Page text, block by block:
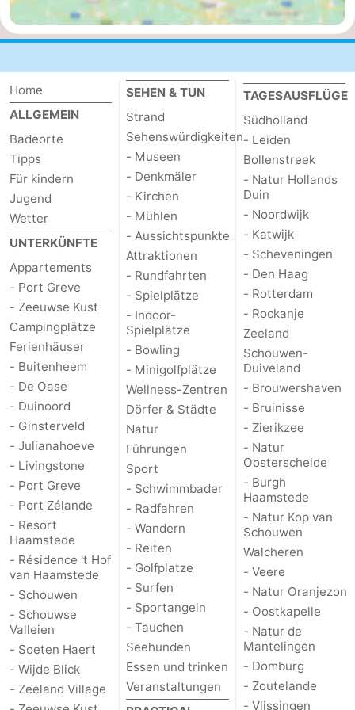
-
Hollands
Duin
Noordwijk
-
Katwijk
-
Scheveningen
-
Den
Haag
-
Rotterdam
-
Rockanje
Zeeland
Schouwen-
Duiveland
-
Brouwershaven
-
Bruinisse
Zierikzee
Natur
Oosterschelde
Burgh
Haamstede
-
Natur
Kop
van
Schouwen
Walcheren
-
Veere
-
Natur
Oranjezon
-
Oostkapelle
-
Home
ALLGEMEIN
Badeorte
Tipps
Für kindern
Jugend
Wetter
UNTERKÜNFTE
Appartements
- Port Greve
- Zeeuwse Kust
Campingplätze
Ferienhäuser
- Buitenheem
- De Oase
- Duinoord
- Ginsterveld
- Julianahoeve
- Livingstone
- Port Greve
- Port Zélande
- Resort
Haamstede
- Résidence 't Hof
van Haamstede
- Schouwen
- Schouwse
Valleien
- Soeten Haert
- Wijde Blick
- Zeeland Village
SEHEN & TUN
Strand
Sehenswürdigkeiten
- Museen
- Denkmäler
- Kirchen
- Mühlen
- Aussichtspunkte
Attraktionen
- Rundfahrten
- Spielplätze
- Indoor-
Spielplätze
- Bowling
- Minigolfplätze
Wellness-Zentren
Dörfer & Städte
Natur
Führungen
Sport
- Schwimmbader
- Radfahren
- Wandern
- Reiten
- Golfplatze
- Surfen
- Sportangeln
- Tauchen
Seehunden
Essen und trinken
Veranstaltungen
TAGESAUSFLÜGE
Südholland
- Leiden
Bollenstreek
- Natur Hollands
Duin
- Noordwijk
- Katwijk
- Scheveningen
- Den Haag
- Rotterdam
- Rockanje
Zeeland
Schouwen-
Duiveland
- Brouwershaven
- Bruinisse
- Zierikzee
- Natur
Oosterschelde
- Burgh
Haamstede
- Natur Kop van
Schouwen
Walcheren
- Veere
- Natur Oranjezon
- Oostkapelle
- Natur de
Mantelingen
- Domburg
- Zoutelande
- Vlissingen